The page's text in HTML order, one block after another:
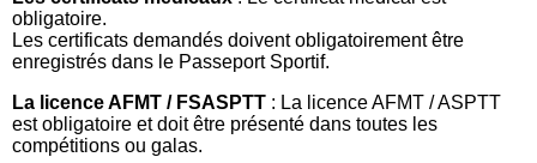
obligatoire.
Les certificats demandés doivent obligatoirement être
enregistrés dans le Passeport Sportif.
La licence AFMT / FSASPTT : La licence AFMT / ASPTT
est obligatoire et doit être présenté dans toutes les
compétitions ou galas.